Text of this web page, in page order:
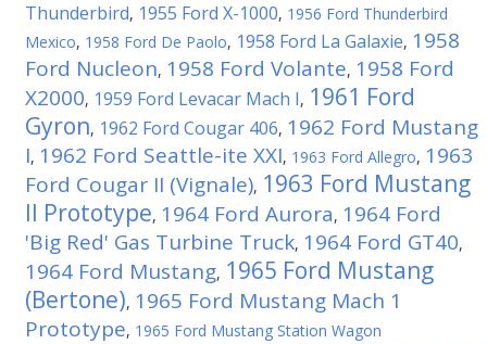
Thunderbird, 1955 Ford X-1000, 1956 Ford Thunderbird
Mexico, 1958 Ford De Paolo, 1958 Ford La Galaxie, 1958
Ford Nucleon, 1958 Ford Volante, 1958 Ford
X2000, 1959 Ford Levacar Mach I, 1961 Ford
Gyron, 1962 Ford Cougar 406, 1962 Ford Mustang
I, 1962 Ford Seattle-ite XXI, 1963 Ford Allegro, 1963
Ford Cougar II (Vignale), 1963 Ford Mustang
II Prototype, 1964 Ford Aurora, 1964 Ford
'Big Red' Gas Turbine Truck, 1964 Ford GT40,
1964 Ford Mustang, 1965 Ford Mustang
(Bertone), 1965 Ford Mustang Mach 1
Prototype, 1965 Ford Mustang Station Wagon